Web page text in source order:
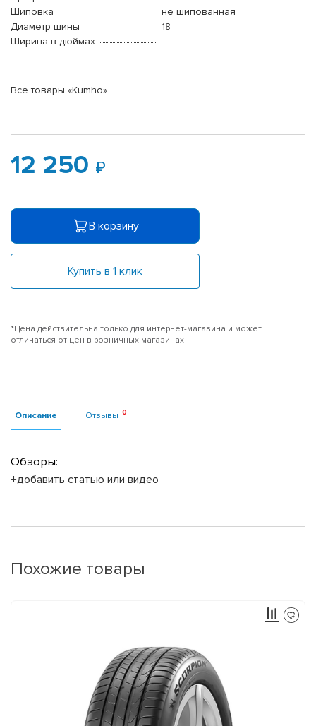
Шиповка
не шипованная
Диаметр шины
18
Ширина в дюймах
-
Все товары «Kumho»
12 250
В корзину
Купить в 1 клик
*Цена действительна только для интернет-магазина и может
отличаться от цен в розничных магазинах
Описание Отзывы
Обзоры:
+добавить статью или видео
Похожие товары